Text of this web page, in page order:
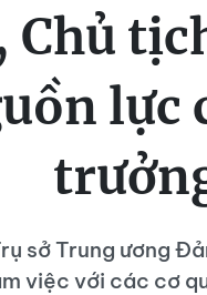
lực
sở Trung ương
việc với các cơ